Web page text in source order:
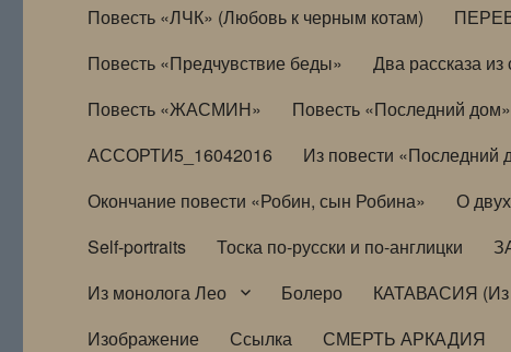
Повесть «ЛЧК» (Любовь к черным котам)
Повесть «Предчувствие беды»
Два рассказа
Повесть «ЖАСМИН»
Повесть «Последний дом»
АССОРТИ5_16042016
Из повести «Последний
Окончание повести «Робин, сын Робина»
О
Self-portraits
Тоска по-русски и по-англицки
Из монолога Лео
Болеро КАТАВАСИЯ (Из
Изображение
Ссылка СМЕРТЬ АРКАДИЯ